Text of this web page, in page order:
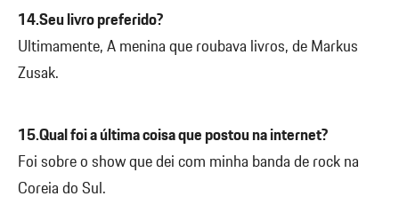
14.Seu livro preferido?
Ultimamente, A menina que roubava livros, de Markus
Zusak.
15.Qual foi a última coisa que postou na internet?
Foi sobre o show que dei com minha banda de rock na
Coreia do Sul.